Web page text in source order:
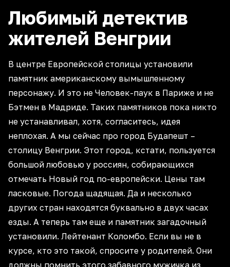
Любимый детектив
жителей Венгрии
В центре Европейской столицы установили
памятник американскому вымышленному
персонажу. И это не Человек-паук в Париже и не
Бэтмен в Мадриде. Таких памятников пока никто
не устанавливал, хотя, согласитесь, идея
неплохая. А мы сейчас про город Будапешт –
столицу Венгрии. Этот город, кстати, пользуется
большой любовью у россиян, собирающихся
отмечать Новый год по-европейски. Цены там
ласковые. Погода щадящая. Да и несколько
других стран находятся буквально в двух часах
езды. А теперь там еще и памятник загадочный
установили. Лейтенант Коломбо. Если вы не в
курсе, кто это такой, спросите у родителей. Они